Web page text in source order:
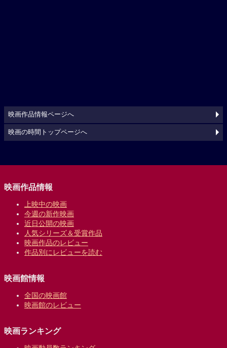
映画作品情報ページへ
映画の時間トップページへ
映画作品情報
上映中の映画
今週の新作映画
近日公開の映画
人気シリーズ＆受賞作品
映画作品のレビュー
作品別にレビューを読む
映画館情報
全国の映画館
映画館のレビュー
映画ランキング